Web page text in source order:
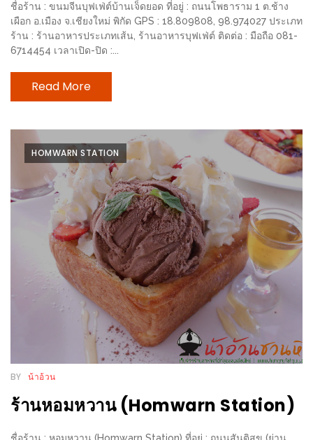
ท่าน
ลุ้น
GIFT
รับ
ประทาน
อาหาร
มูลค่า
1,000
บาท
ฟรี
3
รางวัล
วัน
โม
ชั่น
ชื่อร้าน : ขนมจีนบุฟเฟ่ต์บ้านเจ็ดยอด ที่อยู่ : ถนนโพธาราม 1 ต.ช้าง
เผือก อ.เมือง จ.เชียงใหม่ พิกัด GPS : 18.809808, 98.974027 ประเภท
ร้าน : ร้านอาหารประเภทเส้น, ร้านอาหารบุฟเฟ่ต์ ติดต่อ : มือถือ 081-
6714454 เวลาเปิด-ปิด :...
Read More
HOMWARN STATION
BY น้าอ้วน
ร้านหอมหวาน (Homwarn Station)
ชื่อร้าน : หอมหวาน (Homwarn Station) ที่อยู่ : ถนนสันติสุข (ย่าน